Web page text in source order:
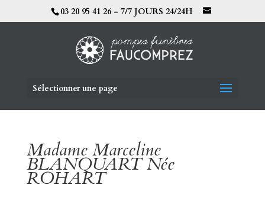
03 20 95 41 26 - 7/7 JOURS 24/24H
Sélectionner une page
Madame Marceline
BLANQUART Née
ROHART